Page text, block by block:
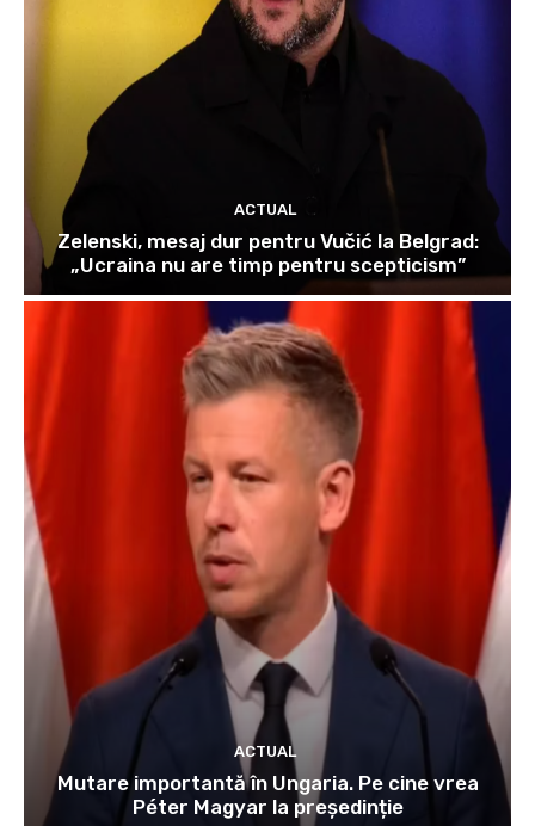
ACTUAL
Zelenski, mesaj dur pentru Vučić la Belgrad:
„Ucraina nu are timp pentru scepticism”
ACTUAL
Mutare importantă în Ungaria. Pe cine vrea
Péter Magyar la președinție